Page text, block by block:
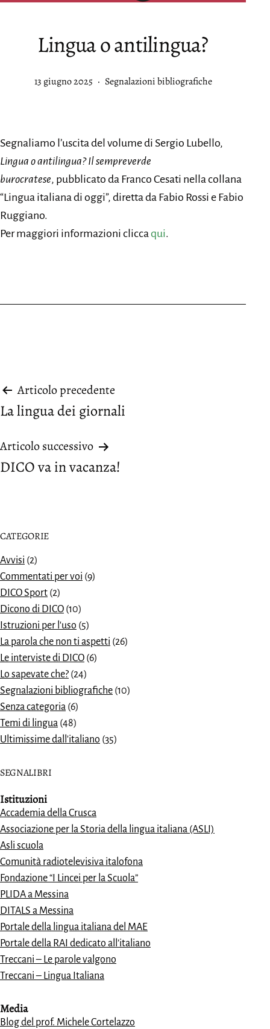
Lingua o antilingua?
Pubblicato
13 giugno 2025 Categorie:
Segnalazioni bibliografiche
Segnaliamo l’uscita del volume di Sergio Lubello,
Lingua o antilingua? Il sempreverde
burocratese, pubblicato da Franco Cesati nella collana
“Lingua italiana di oggi”, diretta da Fabio Rossi e Fabio
Ruggiano.
Per maggiori informazioni cliccaqui.
Navigazione
articoli
Articolo precedente
La lingua dei giornali
Articolo successivo
DICO va in vacanza!
CATEGORIE
Avvisi (2)
Commentati per voi (9)
DICO Sport (2)
Dicono di DICO (10)
Istruzioni per l'uso (5)
La parola che non ti aspetti (26)
Le interviste di DICO (6)
Lo sapevate che? (24)
Segnalazioni bibliografiche (10)
Senza categoria (6)
Temi di lingua (48)
Ultimissime dall'italiano (35)
SEGNALIBRI
Istituzioni
Accademia della Crusca
Associazione per la Storia della lingua italiana (ASLI)
Asli scuola
Comunità radiotelevisiva italofona
Fondazione “I Lincei per la Scuola”
PLIDA a Messina
DITALS a Messina
Portale della lingua italiana del MAE
Portale della RAI dedicato all’italiano
Treccani – Le parole valgono
Treccani – Lingua Italiana
Media
Blog del prof. Michele Cortelazzo